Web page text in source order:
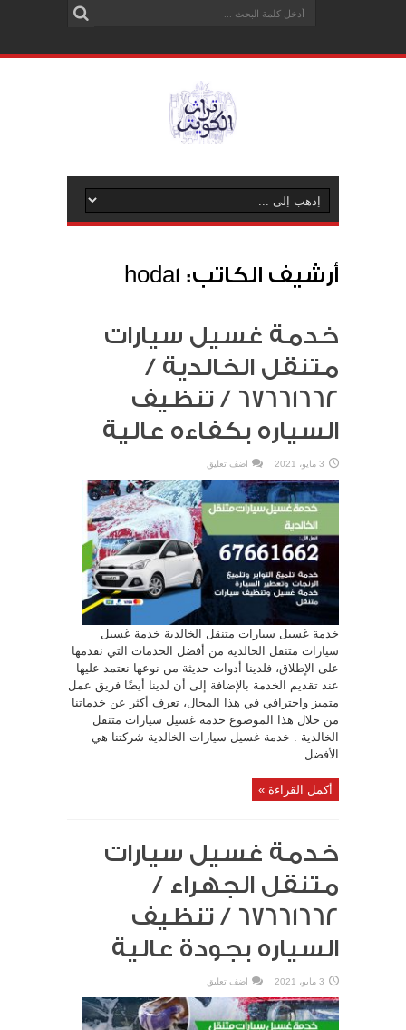
أرشيف الكاتب: hoda1
خدمة غسيل سيارات
متنقل الخالدية /
67661662 / تنظيف
السياره بكفاءه عالية
3 مايو، 2021 اضف تعليق
خدمة غسيل سيارات متنقل الخالدية خدمة غسيل
سيارات متنقل الخالدية من أفضل الخدمات التي نقدمها
على الإطلاق، فلدينا أدوات حديثة من نوعها نعتمد عليها
عند تقديم الخدمة بالإضافة إلى أن لدينا أيضًا فريق عمل
متميز واحترافي في هذا المجال، تعرف أكثر عن خدماتنا
من خلال هذا الموضوع خدمة غسيل سيارات متنقل
الخالدية . خدمة غسيل سيارات الخالدية شركتنا هي
الأفضل ...
أكمل القراءة »
خدمة غسيل سيارات
متنقل الجهراء /
67661662 / تنظيف
السياره بجودة عالية
3 مايو، 2021 اضف تعليق